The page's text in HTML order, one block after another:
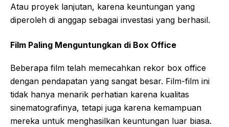
Atau proyek lanjutan, karena keuntungan yang
diperoleh di anggap sebagai investasi yang berhasil.
Film Paling Menguntungkan di Box Office
Beberapa film telah memecahkan rekor box office
dengan pendapatan yang sangat besar. Film-film ini
tidak hanya menarik perhatian karena kualitas
sinematografinya, tetapi juga karena kemampuan
mereka untuk menghasilkan keuntungan luar biasa.